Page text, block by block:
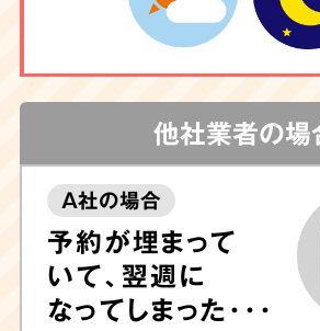
他社業者の場
A社の場合
予約が埋まって
いて、翌週に
なってしまった･･･